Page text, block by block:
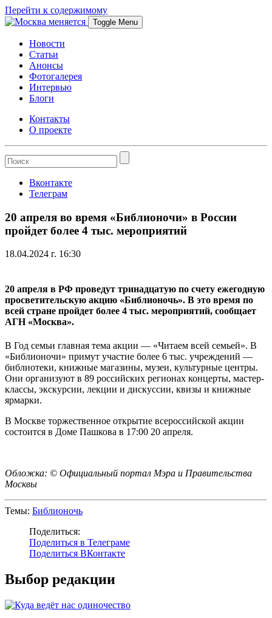
Перейти к содержимому
Toggle Menu
Новости
Статьи
Анонсы
Фотогалерея
Интервью
Блоги
Контакты
О проекте
Вконтакте
Телеграм
20 апреля во время «Библионочи» в России
пройдет более 4 тыс. мероприятий
18.04.2024 г. 16:30
20 апреля в РФ проведут тринадцатую по счету ежегодную
просветительскую акцию «Библионочь». В это время по
всей стране пройдет более 4 тыс. мероприятий, сообщает
АГН «Москва».
В Год семьи главная тема акции — «Читаем всей семьей». В
«Библионочи» примут участие более 6 тыс. учреждений —
библиотеки, книжные магазины, музеи, культурные центры.
Они организуют в 89 российских регионах концерты, мастер-
классы, экскурсии, лекции и дискуссии, квизы и книжные
ярмарки.
В Москве торжественное открытие всероссийской акции
состоится в Доме Пашкова в 17:00 20 апреля.
Обложка: © Официальный портал Мэра и Правительства
Москвы
Темы: Библионочь
Поделиться:
Поделиться в Телеграме
Поделиться ВКонтакте
Выбор редакции